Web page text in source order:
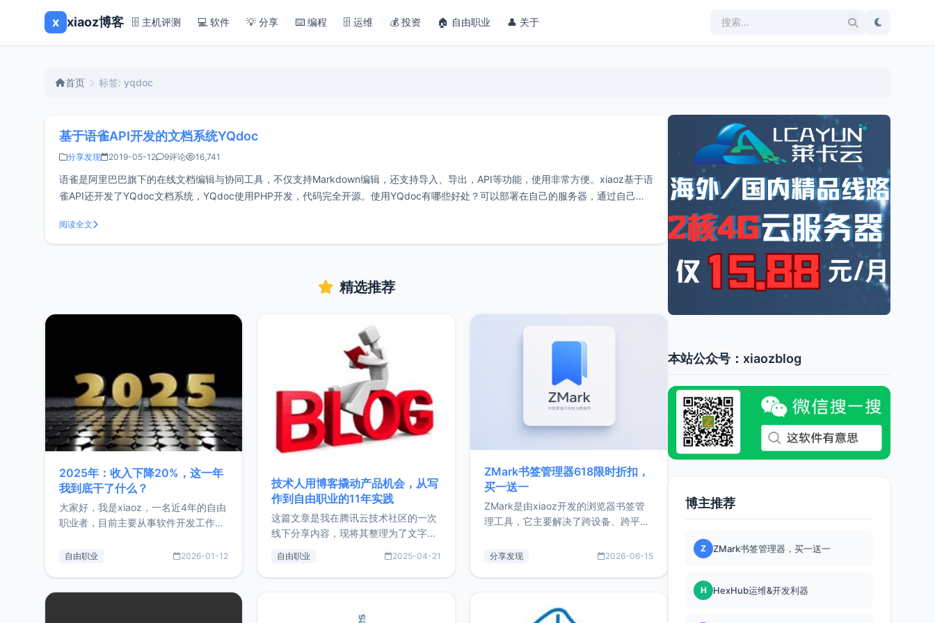
x xiaoz博客 🗄️ 主机评测 💻 软件 💡 分享 ⌨️ 编程 🗄️ 运维 💰 投资 🏠 自由职业 👤 关于
首页 标签: yqdoc
基于语雀API开发的文档系统YQdoc
分享发现 2019-05-12 9评论 16,741
语雀是阿里巴巴旗下的在线文档编辑与协同工具，不仅支持Markdown编辑，还支持导入、导出，API等功能，使用非常方便。xiaoz基于语
雀API还开发了YQdoc文档系统，YQdoc使用PHP开发，代码完全开源。使用YQdoc有哪些好处？可以部署在自己的服务器，通过自己的
阅读全文
精选推荐
2025年：收入下降20%，这一年
我到底干了什么？
大家好，我是xiaoz，一名近4年的自由
职业者，目前主要从事软件开发工作。
的总结，内容主要包括：工作、学习、
自由职业 2026-01-12
技术人用博客撬动产品机会，从写
作到自由职业的11年实践
这篇文章是我在腾讯云技术社区的一次
线下分享内容，现将其整理为了文字
版，分享了写博客11年来的经历，以及
通过博客过渡到做产品和走向自由职业
的一个小故事。文中还首次公开了我的
自由职业 2025-04-21
ZMark书签管理器618限时折扣，
买一送一
ZMark是由xiaoz开发的浏览器书签管
理工具，它主要解决了跨设备、跨平
做到一处部署、随处访问。同时，它还
量级： 使用Bun + Hono.js
分享发现 2026-06-15
本站公众号：xiaozblog
博主推荐
Z ZMark书签管理器，买一送一
H HexHub运维&开发利器